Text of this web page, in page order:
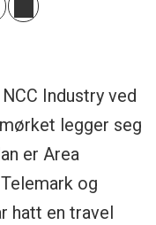
Industry ved
legger seg
er Area
og
hatt en travel